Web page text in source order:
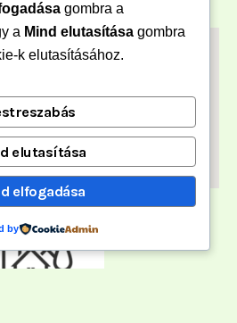
gombra a
a Mind elutasítása gombra
k elutasításához.
elutasítása
elfogadása
by